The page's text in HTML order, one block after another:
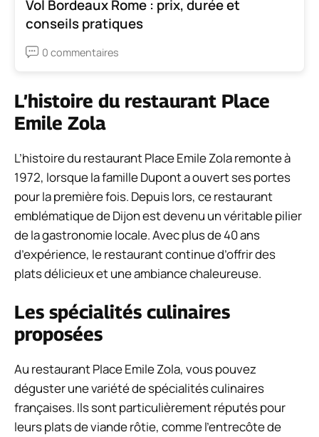
Vol Bordeaux Rome : prix, durée et
conseils pratiques
0 commentaires
L’histoire du restaurant Place
Emile Zola
L’histoire du restaurant Place Emile Zola remonte à
1972, lorsque la famille Dupont a ouvert ses portes
pour la première fois. Depuis lors, ce restaurant
emblématique de Dijon est devenu un véritable pilier
de la gastronomie locale. Avec plus de 40 ans
d’expérience, le restaurant continue d’offrir des
plats délicieux et une ambiance chaleureuse.
Les spécialités culinaires
proposées
Au restaurant Place Emile Zola, vous pouvez
déguster une variété de spécialités culinaires
françaises. Ils sont particulièrement réputés pour
leurs plats de viande rôtie, comme l’entrecôte de